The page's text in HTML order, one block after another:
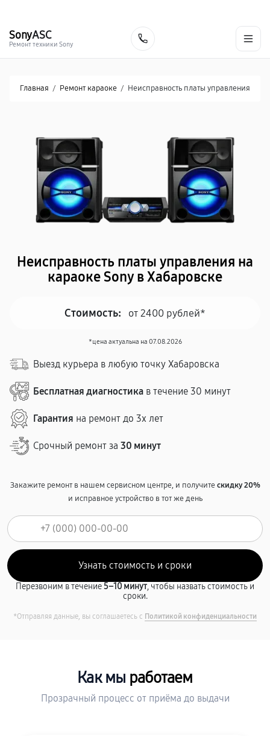
SonyASC
Ремонт техники Sony
Главная / Ремонт караоке / Неисправность платы управления
Неисправность платы управления на
караоке Sony в Хабаровске
Стоимость: от 2400 рублей*
*цена актуальна на 07.08.2026
Выезд курьера в любую точку Хабаровска
Бесплатная диагностика в течение 30 минут
Гарантия на ремонт до 3х лет
Срочный ремонт за 30 минут
Закажите ремонт в нашем сервисном центре, и получитескидку 20%
и исправное устройство в тот же день
Перезвоним в течение5–10 минут, чтобы назвать стоимость и
сроки.
*Отправляя данные, вы соглашаетесь с Политикой конфиденциальности
Как мы работаем
Прозрачный процесс от приёма до выдачи